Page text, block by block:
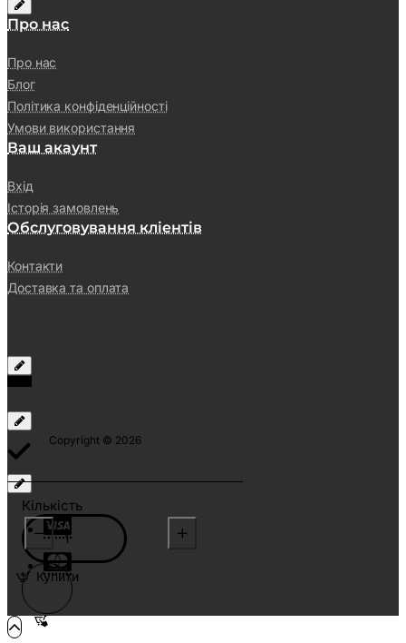
Кількість
Купити
Про нас
Про нас
Блог
Політика конфіденційності
Умови використання
Ваш акаунт
Вхід
Історія замовлень
Обслуговування кліентів
Контакти
Доставка та оплата
Copyright © 2026